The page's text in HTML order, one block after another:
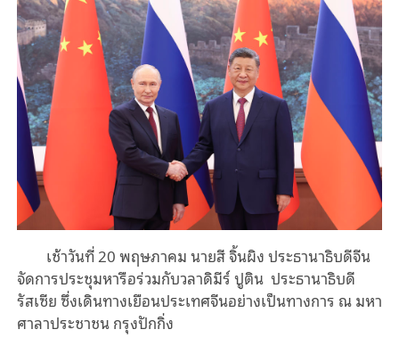
เช้าวันที่ 20 พฤษภาคม นายสี จิ้นผิง ประธานาธิบดีจีน
จัดการประชุมหารือร่วมกับวลาดิมีร์ ปูติน ประธานาธิบดี
รัสเซีย ซึ่งเดินทางเยือนประเทศจีนอย่างเป็นทางการ ณ มหา
ศาลาประชาชน กรุงปักกิ่ง